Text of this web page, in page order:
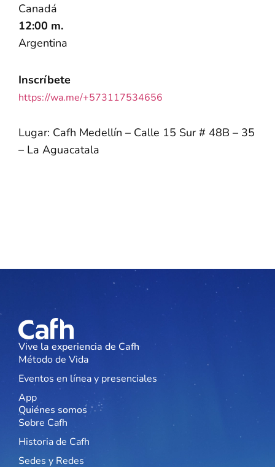
Canadá
12:00 m.
Argentina
Inscríbete
https://wa.me/+573117534656
Lugar: Cafh Medellín – Calle 15 Sur # 48B – 35
– La Aguacatala
Vive la experiencia de Cafh
Método de Vida
Eventos en línea y presenciales
App
Quiénes somos
Sobre Cafh
Historia de Cafh
Sedes y Redes